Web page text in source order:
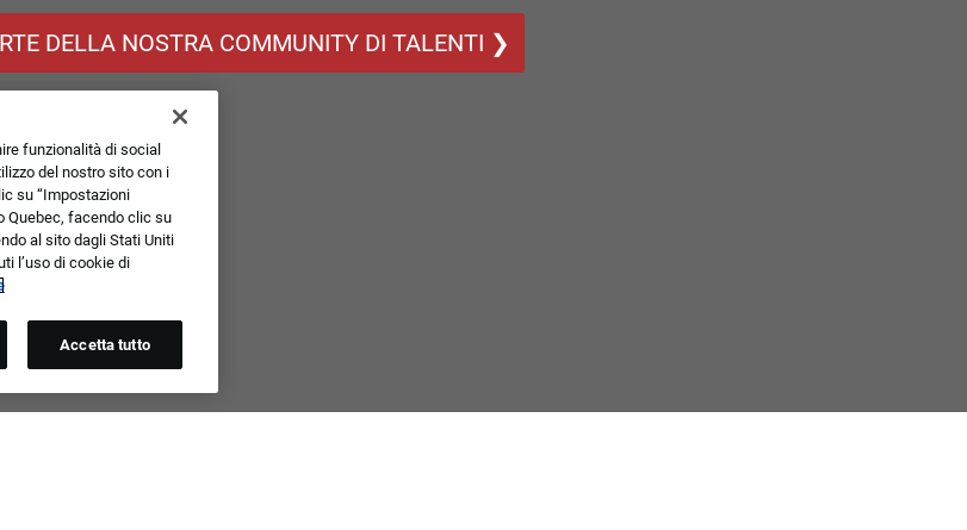
DELLA NOSTRA COMMUNITY DI TALENTI ❯
funzionalità di social
del nostro sito con i
su “Impostazioni
Quebec, facendo clic su
al sito dagli Stati Uniti
l’uso di cookie di
Accetta tutto